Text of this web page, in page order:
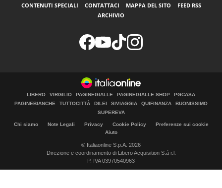
CONTENUTI SPECIALI CONTATTACI MAPPA DEL SITO
FEED RSS
ARCHIVIO
LIBERO VIRGILIO PAGINEGIALLE PAGINEGIALLE SHOP
PGCASA
PAGINEBIANCHE
TUTTOCITTÀ DILEI SIVIAGGIA QUIFINANZA
BUONISSIMO
SUPEREVA
Chi siamo Note Legali Privacy Cookie Policy
Preferenze sui cookie
Aiuto
© Italiaonline S.p.A. 2026
Direzione e coordinamento di Libero Acquisition S.á r.l.
P. IVA 03970540963